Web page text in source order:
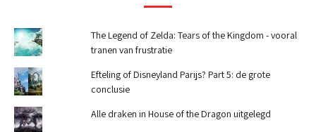
The Legend of Zelda: Tears of the Kingdom - vooral
tranen van frustratie
Efteling of Disneyland Parijs? Part 5: de grote
conclusie
Alle draken in House of the Dragon uitgelegd